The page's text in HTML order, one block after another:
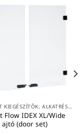
CRAFTBOT KIEGÉSZÍTŐK, ALKATRÉSZEK
Flow IDEX XL/Wide
ajtó (door set)